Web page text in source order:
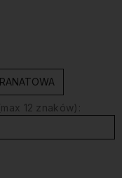
12 znaków):